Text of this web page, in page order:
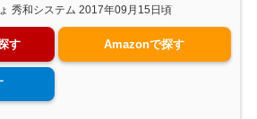
秀和システム 2017年09月15日頃
す Amazonで探す